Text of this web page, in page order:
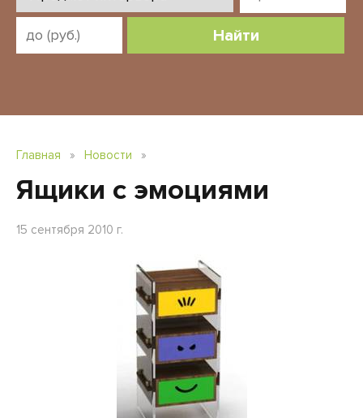
Найти
Главная » Новости »
Ящики с эмоциями
15 сентября 2010 г.